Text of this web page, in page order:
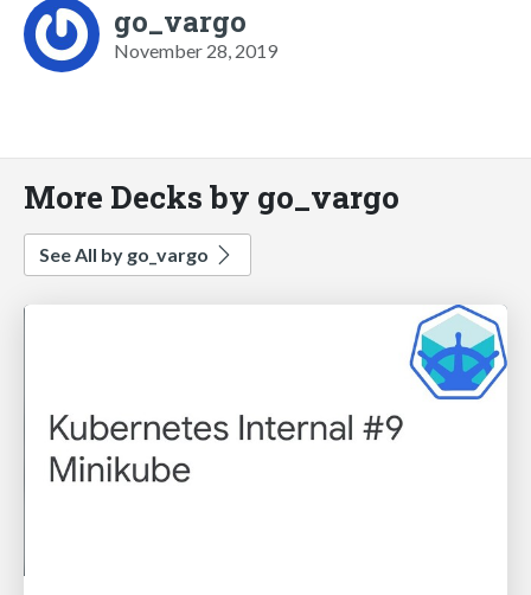
go_vargo
November 28, 2019
More Decks by go_vargo
See All by go_vargo